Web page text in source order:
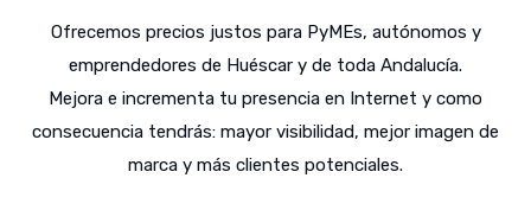
Ofrecemos precios justos para PyMEs, autónomos y
emprendedores de Huéscar y de toda Andalucía.
Mejora e incrementa tu presencia en Internet y como
consecuencia tendrás: mayor visibilidad, mejor imagen de
marca y más clientes potenciales.